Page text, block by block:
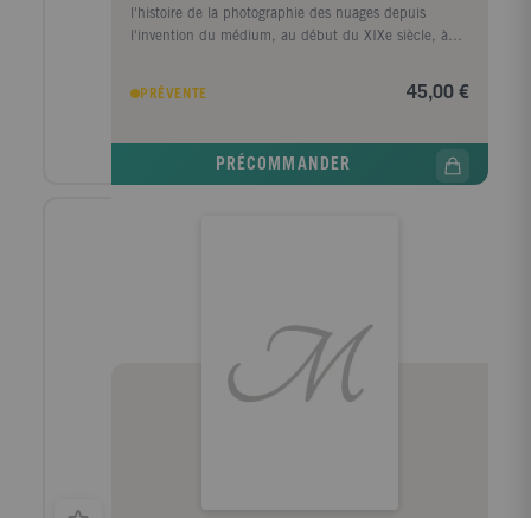
l'histoire de la photographie des nuages depuis
l'invention du médium, au début du XIXe siècle, à
miroir de notre psyché ? peut-on les reproduire
vont mettre en place des procédés techniques
innovants, qui offrent désormais de nouvelles
manières de voir et de comprendre le monde. Réalisé
à partir de la prestigieuse collection Archive of
PRÉVENTE 45,00 €
PRÉCOMMANDER